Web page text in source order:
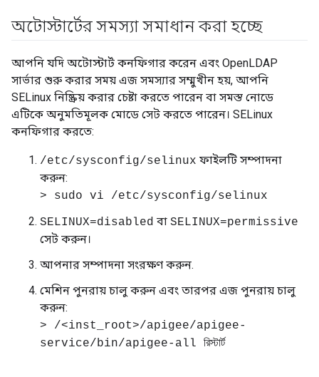
অটোস্টার্টের সমস্যা সমাধান করা হচ্ছে
আপনি যদি অটোস্টার্ট কনফিগার করেন এবং OpenLDAP
সার্ভার শুরু করার সময় এজ সমস্যার সম্মুখীন হয়, আপনি
SELinux নিষ্ক্রিয় করার চেষ্টা করতে পারেন বা সমস্ত নোডে
এটিকে অনুমতিমূলক মোডে সেট করতে পারেন। SELinux
কনফিগার করতে:
/etc/sysconfig/selinux ফাইলটি সম্পাদনা
করুন:
> sudo vi /etc/sysconfig/selinux
SELINUX=disabled বা SELINUX=permissive
সেট করুন।
আপনার সম্পাদনা সংরক্ষণ করুন.
মেশিন পুনরায় চালু করুন এবং তারপর এজ পুনরায় চালু
করুন:
> /<inst_root>/apigee/apigee-
service/bin/apigee-all রিস্টার্ট